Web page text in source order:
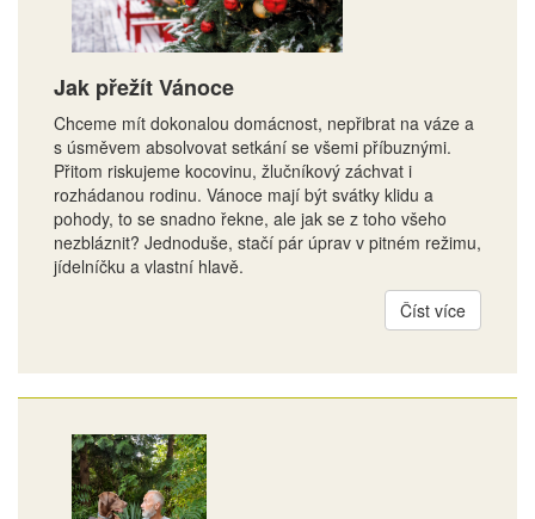
Jak přežít Vánoce
Chceme mít dokonalou domácnost, nepřibrat na váze a
s úsměvem absolvovat setkání se všemi příbuznými.
Přitom riskujeme kocovinu, žlučníkový záchvat i
rozhádanou rodinu. Vánoce mají být svátky klidu a
pohody, to se snadno řekne, ale jak se z toho všeho
nezbláznit? Jednoduše, stačí pár úprav v pitném režimu,
jídelníčku a vlastní hlavě.
Číst více